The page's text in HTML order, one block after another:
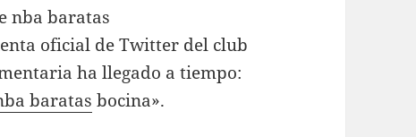
oficial de Twitter del club
ha llegado a tiempo:
baratas bocina».